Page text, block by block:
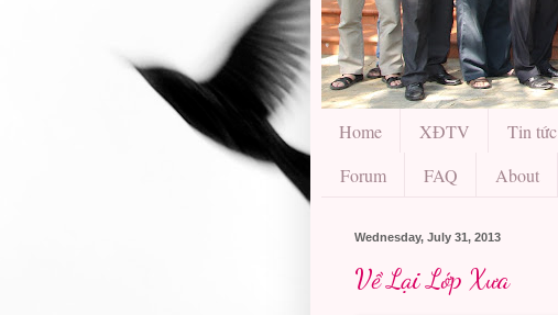
Home XĐTV Tin tức
Forum
FAQ About
Wednesday, July 31, 2013
Về Lại Lớp Xưa